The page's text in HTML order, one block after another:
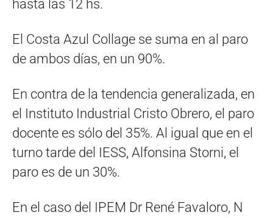
hasta las 12 hs.
El Costa Azul Collage se suma en al paro
de ambos días, en un 90%.
En contra de la tendencia generalizada, en
el Instituto Industrial Cristo Obrero, el paro
docente es sólo del 35%. Al igual que en el
turno tarde del IESS, Alfonsina Storni, el
paro es de un 30%.
En el caso del IPEM Dr René Favaloro, N